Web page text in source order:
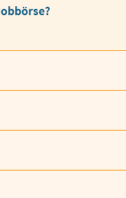
Berufsbild
Berufsbild